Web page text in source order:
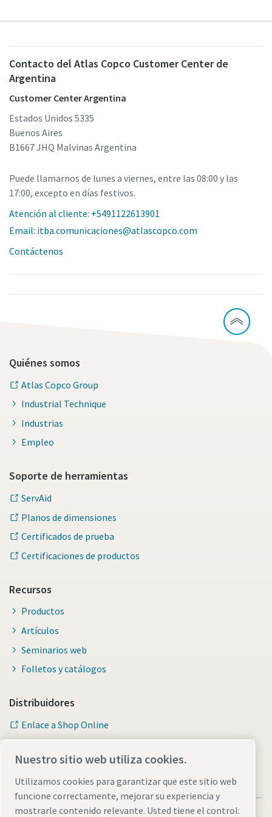
Contacto del Atlas Copco Customer Center de
Argentina
Customer Center Argentina
Estados Unidos 5335
Buenos Aires
B1667 JHQ Malvinas Argentina
Puede llamarnos de lunes a viernes, entre las 08:00 y las
17:00, excepto en días festivos.
Atención al cliente: +5491122613901
Email: itba.comunicaciones@atlascopco.com
Contáctenos
Quiénes somos
Atlas Copco Group
Industrial Technique
Industrias
Empleo
Soporte de herramientas
ServAid
Planos de dimensiones
Certificados de prueba
Certificaciones de productos
Recursos
Productos
Artículos
Seminarios web
Folletos y catálogos
Distribuidores
Enlace a Shop Online
Nuestro sitio web utiliza cookies.
Utilizamos cookies para garantizar que este sitio web
funcione correctamente, mejorar su experiencia y
mostrarle contenido relevante. Usted tiene el control: